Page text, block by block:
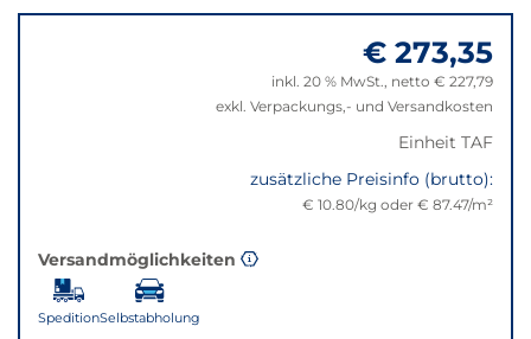
der
zu
€ 273,35
inkl. 20 % MwSt., netto € 227,79
exkl. Verpackungs,- und Versandkosten
Einheit TAF
zusätzliche Preisinfo (brutto):
€ 10.80/kg oder € 87.47/m²
Versandmöglichkeiten
SpeditionSelbstabholung